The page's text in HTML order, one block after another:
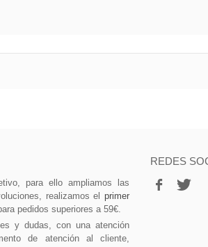
para ello ampliamos las
realizamos el primer
pedidos superiores a 59€.
y dudas, con una atención
de atención al cliente,
REDES